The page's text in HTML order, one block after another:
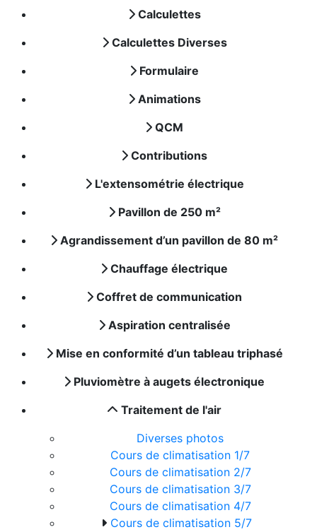
Calculettes
Calculettes Diverses
Formulaire
Animations
QCM
Contributions
L'extensométrie électrique
Pavillon de 250 m²
Agrandissement d’un pavillon de 80 m²
Chauffage électrique
Coffret de communication
Aspiration centralisée
Mise en conformité d’un tableau triphasé
Pluviomètre à augets électronique
Traitement de l'air
Diverses photos
Cours de climatisation 1/7
Cours de climatisation 2/7
Cours de climatisation 3/7
Cours de climatisation 4/7
Cours de climatisation 5/7